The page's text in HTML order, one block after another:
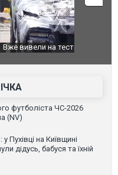
оновлення
Вийшов
фільму
футболіста ЧС-2026
(NV)
Пухівці на Київщині
дідусь, бабуся та їхній